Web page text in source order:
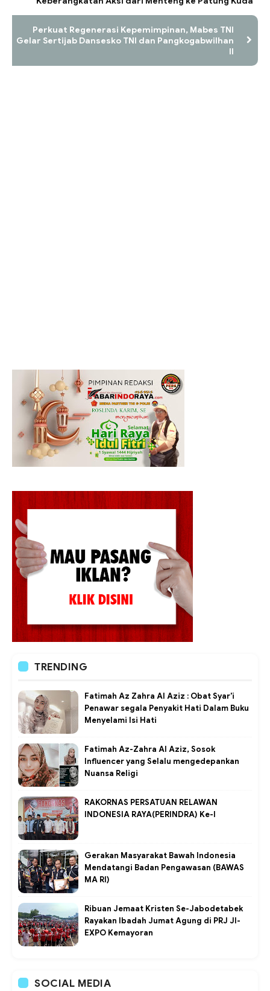
Perkuat Regenerasi Kepemimpinan, Mabes TNI
Gelar Sertijab Dansesko TNI dan Pangkogabwilhan
II
TRENDING
Fatimah Az Zahra Al Aziz : Obat Syar'i
Penawar segala Penyakit Hati Dalam Buku
Menyelami Isi Hati
Fatimah Az-Zahra Al Aziz, Sosok
Influencer yang Selalu mengedepankan
Nuansa Religi
RAKORNAS PERSATUAN RELAWAN
INDONESIA RAYA(PERINDRA) Ke-I
Gerakan Masyarakat Bawah Indonesia
Mendatangi Badan Pengawasan (BAWAS
MA RI)
Ribuan Jemaat Kristen Se-Jabodetabek
Rayakan Ibadah Jumat Agung di PRJ JI-
EXPO Kemayoran
SOCIAL MEDIA